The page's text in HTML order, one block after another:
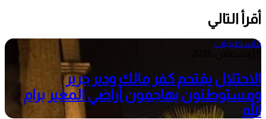
أقرأ التالي
فلسطينيات
الاحتلال يقتحم كفر مالك ودير جرير
ومستوطنون يهاجمون أراضي المغير برام
الله